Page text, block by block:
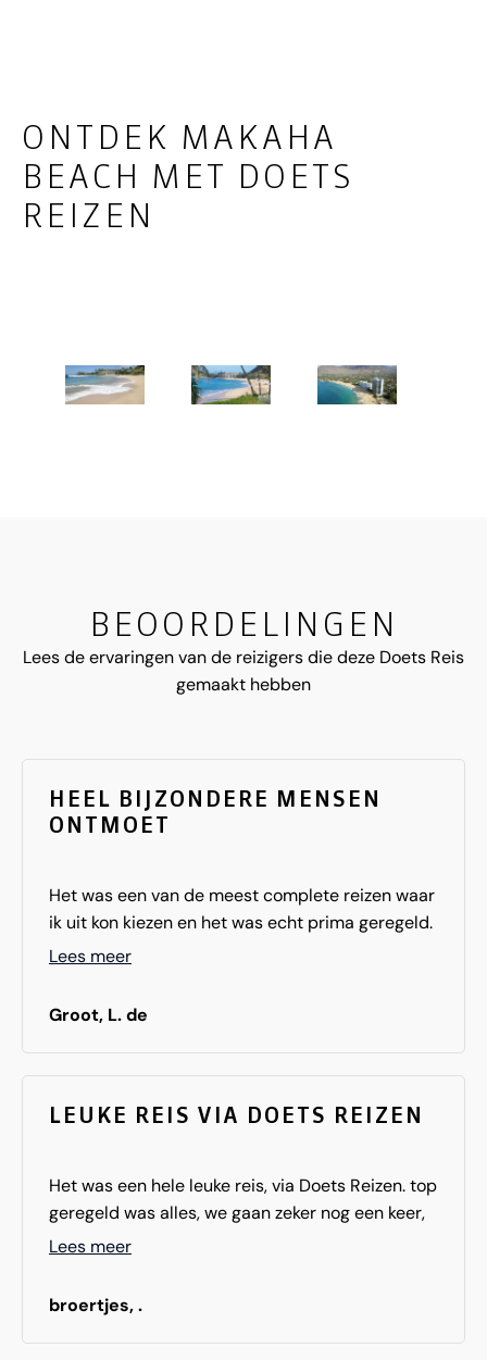
ONTDEK MAKAHA
BEACH MET DOETS
REIZEN
BEOORDELINGEN
Lees de ervaringen van de reizigers die deze Doets Reis
gemaakt hebben
HEEL BIJZONDERE MENSEN
ONTMOET
Het was een van de meest complete reizen waar
ik uit kon kiezen en het was echt prima geregeld.
Zo veel indrukken op gedaan op deze bijzondere
ontmoet.
Lees meer
Groot, L. de
LEUKE REIS VIA DOETS REIZEN
Het was een hele leuke reis, via Doets Reizen. top
geregeld was alles, we gaan zeker nog een keer,
maar dan naar een ander gedeelte van Amerika.
Lees meer
broertjes, .